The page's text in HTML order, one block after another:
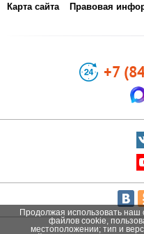
Карта сайта
Правовая
+7
Продолжая использовать наш
файлов cookie,
местоположении; тип и